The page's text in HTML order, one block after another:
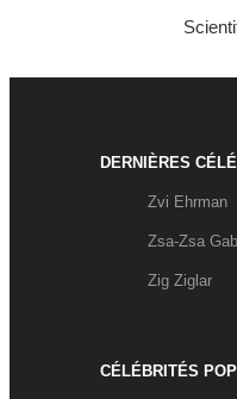
DERNIÈRES
Zvi Ehrman
Zsa-Zsa
Zig Ziglar
CÉLÉBRITÉS